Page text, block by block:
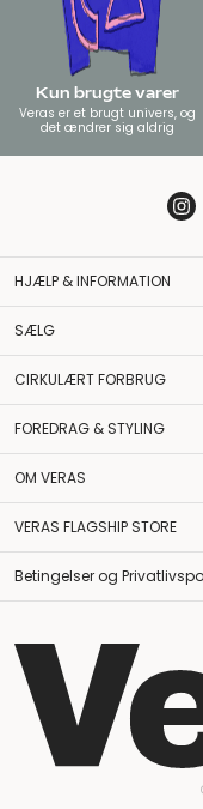
Kun brugte varer
Veras er et brugt univers, og
det ændrer sig aldrig
HJÆLP & INFORMATION
SÆLG
CIRKULÆRT FORBRUG
FOREDRAG & STYLING
OM VERAS
VERAS FLAGSHIP STORE
Betingelser og